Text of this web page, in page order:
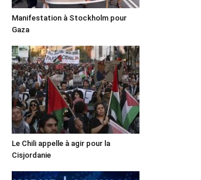
Manifestation à Stockholm pour
Gaza
Le Chili appelle à agir pour la
Cisjordanie